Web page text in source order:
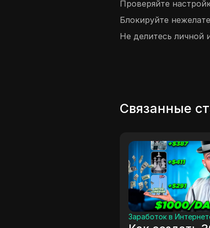
Проверяйте
Блокируйте
Не делитесь личной
Связанные
Заработок в Интернете